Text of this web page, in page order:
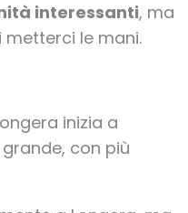
interessanti, ma
le mani.
inizia a
con più